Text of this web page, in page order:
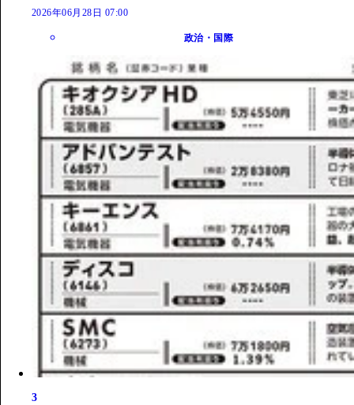
2026年06月28日 07:00
政治・国際
3